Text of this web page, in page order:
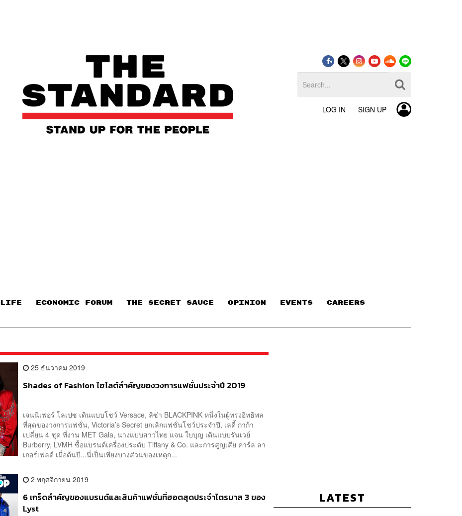
LOG IN SIGN UP
LIFE ECONOMIC FORUM THE SECRET SAUCE​ OPINION EVENTS CAREERS
25 ธันวาคม 2019
Shades of Fashion ไฮไลต์สำคัญของวงการแฟชั่นประจำปี 2019
เจนนิเฟอร์ โลเปซ เดินแบบโชว์ Versace, ลิซ่า BLACKPINK หนึ่งในผู้ทรงอิทธิพล
ที่สุดของวงการแฟชั่น, Victoria’s Secret ยกเลิกแฟชั่นโชว์ประจำปี, เลดี้ กาก้า
เปลี่ยน 4 ชุด ที่งาน MET Gala, นางแบบสาวไทย แจน ใบบุญ เดินแบบรันเวย์
Burberry, LVMH ซื้อแบรนด์เครื่องประดับ Tiffany & Co. และการสูญเสีย คาร์ล ลา
เกอร์เฟลด์ เมื่อต้นปี...นี่เป็นเพียงบางส่วนของเหตุก...
2 พฤศจิกายน 2019
6 เกร็ดสำคัญของแบรนด์และสินค้าแฟชั่นที่ฮอตสุดประจำไตรมาส 3 ของ
Lyst
LATEST